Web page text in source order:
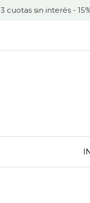
3 cuotas sin interés -